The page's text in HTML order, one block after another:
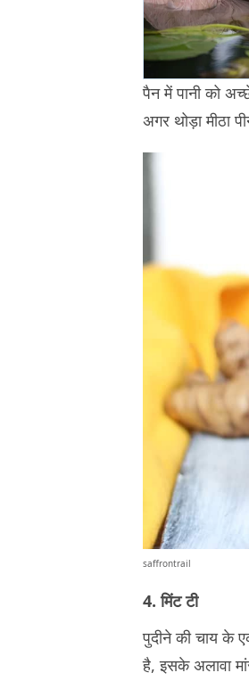
पैन में पानी को
अगर थोड़ा मीठा
saffrontrail
4. मिंट टी
पुदीने की चाय के
है, इसके अलावा